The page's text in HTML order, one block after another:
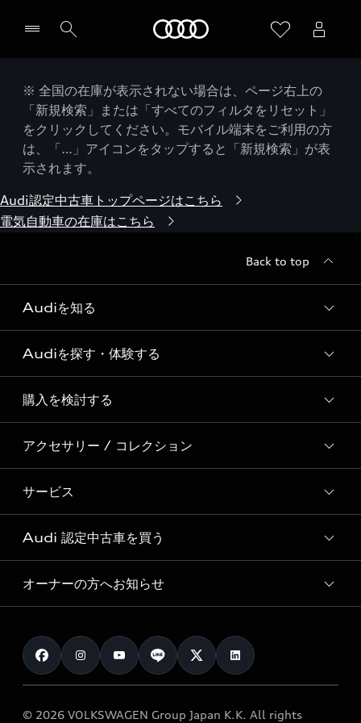
※ 全国の在庫が表示されない場合は、ページ右上の
「新規検索」または「すべてのフィルタをリセット」
をクリックしてください。モバイル端末をご利用の方
は、「…」アイコンをタップすると「新規検索」が表
示されます。
Audi認定中古車トップページはこちら
電気自動車の在庫はこちら
Back to top
Audiを知る
Audi ブランド
Story of Progress
Audi Sport
Formula 1®
デジタルサービス
Audiを探す・体験する
ディーラー検索
新車在庫検索
試乗車・展示車検索
見積り依頼
試乗予約
購入を検討する
モデル一覧
特別仕様モデル / 限定モデル
e-tronラインアップ
価格シミュレーション
車両比較
カタログ一覧
アクセサリー / コレクション
純正アクセサリー
オンラインショップ
Audi collection
アウディナビアプリ
サービス
サービス入庫予約
サービスプログラム
メンテナンス
車検 / 定期点検
e-tronアフターサポート
Audi 認定中古車を買う
Audi認定中古車
クオリティ
保証
メンテナンス
オーナーの方へお知らせ
お知らせ
オーナー様向けキャンペーン
© 2026 VOLKSWAGEN Group Japan K.K. All rights